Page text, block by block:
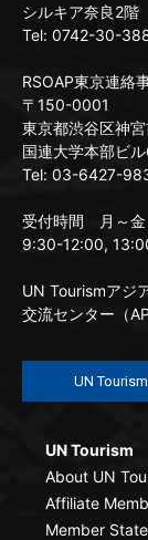
シルキア奈良2階
Tel: 0742-30-
RSOAP東京連絡
〒150-0001
東京都渋谷区神
国連大学本部ビ
Tel: 03-6427-
受付時間 月～金
9:30-12:00,
UN Tourismアジ
交流センター（
UN
UN Tourism
About UN
Affiliate
Member